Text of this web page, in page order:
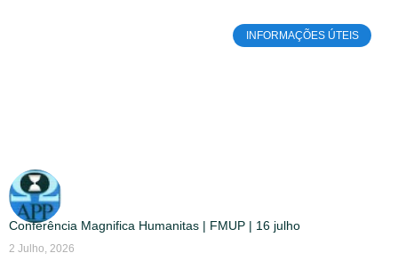
INFORMAÇÕES ÚTEIS
Conferência Magnifica Humanitas | FMUP | 16 julho
2 Julho, 2026